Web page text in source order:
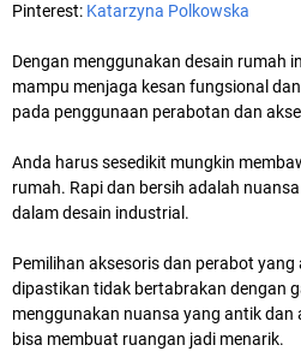
Pinterest: Katarzyna Polkowska
Dengan menggunakan desain rumah
mampu menjaga kesan fungsional
pada penggunaan perabotan dan
Anda harus sesedikit mungkin
rumah. Rapi dan bersih adalah
dalam desain industrial.
Pemilihan aksesoris dan perabot
dipastikan tidak bertabrakan dengan
menggunakan nuansa yang antik
bisa membuat ruangan jadi menarik.